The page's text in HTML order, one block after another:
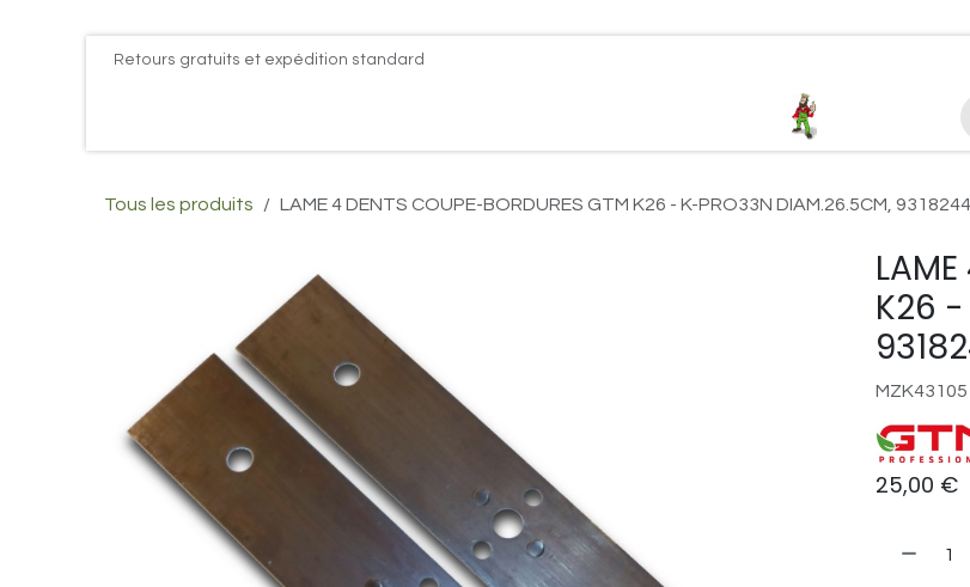
Se rendre au contenuRetours gratuits et expédition standard
Plus d'infos Kubota 38cv
Tous les produits LAME 4 DENTS COUPE-BORDURES GTM K26 - K-PRO33N DIAM.26.5CM,
K26 -
25,00 €